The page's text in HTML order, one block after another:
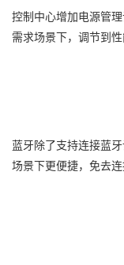
控制中心增加电源管
需求场景下，调节到
蓝牙除了支持连接蓝
场景下更便捷，免去